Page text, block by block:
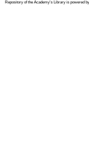
Repository of the Academy's Library is powered by